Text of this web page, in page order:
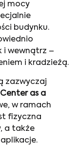
mocy
budynku.
i wewnątrz –
i kradzieżą.
zazwyczaj
as a
w ramach
fizyczna
a także